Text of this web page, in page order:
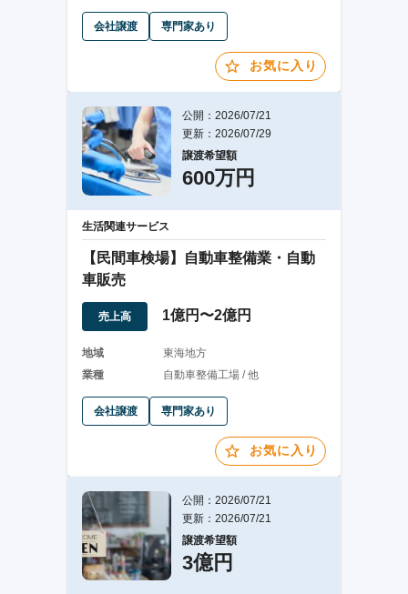
会社譲渡 専門家あり
お気に入り
公開：2026/07/21
更新：2026/07/29
譲渡希望額
600万円
生活関連サービス
【民間車検場】自動車整備業・自動
車販売
売上高 1億円〜2億円
地域
東海地方
業種
自動車整備工場 / 他
会社譲渡 専門家あり
お気に入り
公開：2026/07/21
更新：2026/07/21
譲渡希望額
3億円